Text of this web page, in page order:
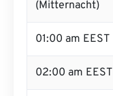
(Mitternacht)
01:00 am EEST
02:00 am EEST